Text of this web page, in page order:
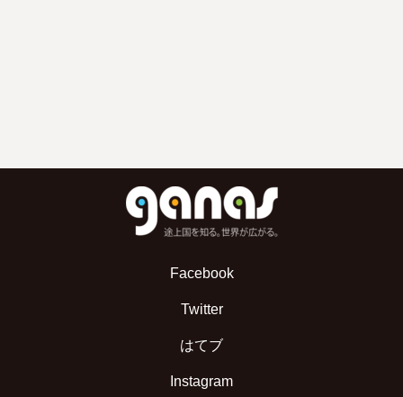
Facebook
Twitter
はてブ
Instagram